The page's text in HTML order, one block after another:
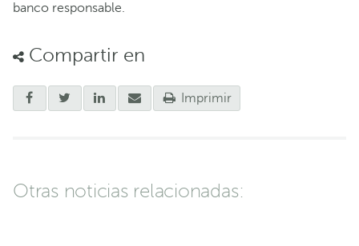
banco responsable.
Compartir en
Imprimir
Otras noticias relacionadas: